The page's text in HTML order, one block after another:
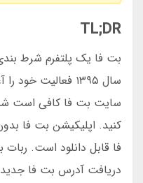
TL;DR
بت فا یک پلتفرم شرط
سال ۱۳۹۵ فعالیت
سایت بت فا کافی است
کنید. اپلیکیشن بت فا
فا قابل دانلود است.
دریافت آدرس بت فا